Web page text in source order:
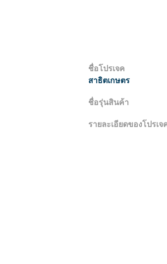
ชื่อโปรเจค
สาธิตเกษตร
ชื่อรุ่นสินค้า
รายละเอียดของโปรเจ